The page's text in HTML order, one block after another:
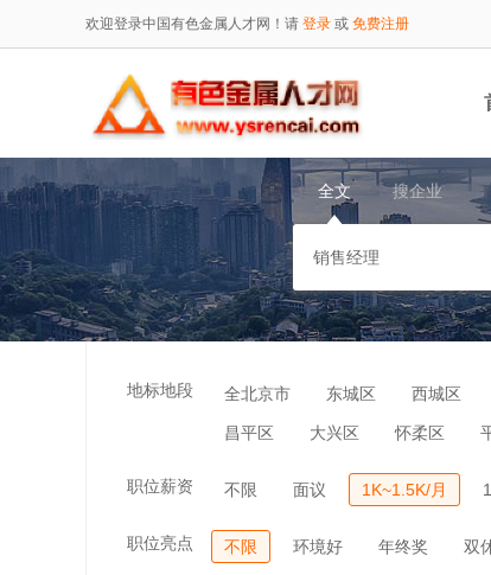
欢迎登录中国有色金属人才网！请 登录 或 免费注册
全文 搜企业
地标地段 全北京市 东城区 西城区
昌平区 大兴区 怀柔区
职位薪资 不限 面议 1K~1.5K/月
职位亮点 不限 环境好 年终奖 双